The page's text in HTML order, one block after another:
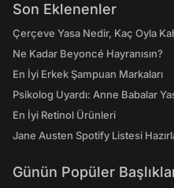
Son Eklenenler
Çerçeve Yasa Nedir, Kaç Oyla
Ne Kadar Beyoncé Hayranısın?
En İyi Erkek Şampuan Markaları
Psikolog Uyardı: Anne Babalar
En İyi Retinol Ürünleri
Jane Austen Spotify Listesi
Günün Popüler